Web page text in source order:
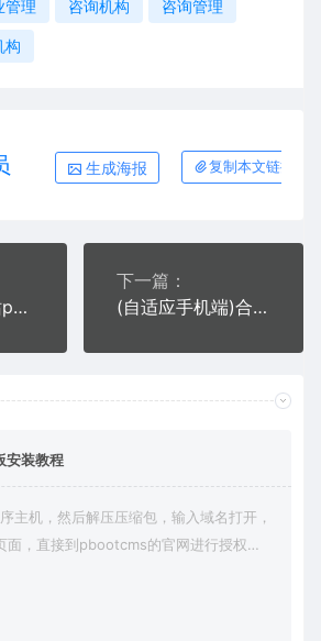
管理 咨询机构 咨询管理
构
生成海报 复制本文链接
钢材加工类网站pbootcms模板(自适应手机端) 钢材切割钢材销售网站源码下载
下一篇：
(自适应手机端)合同范文类网站pbootcms模板 合同模板网站源码下载
装教程
主机，然后解压压缩包，输入域名打开，
面，直接到pbootcms的官网进行授权